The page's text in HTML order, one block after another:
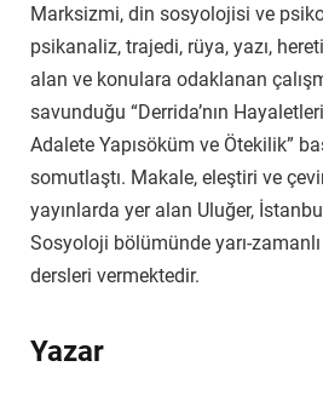
Marksizmi, din sosyolojisi ve
psikanaliz, trajedi, rüya, yazı,
alan ve konulara odaklanan
savunduğu “Derrida’nın
Adalete Yapısöküm ve Ötekilik”
somutlaştı. Makale, eleştiri ve
yayınlarda yer alan Uluğer,
Sosyoloji bölümünde yarı-
dersleri vermektedir.
Yazar